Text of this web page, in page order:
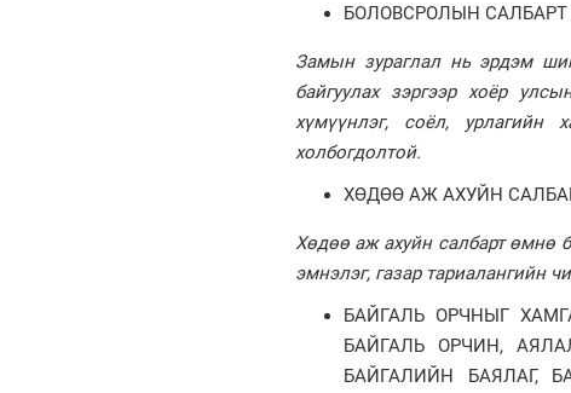
БОЛОВСРОЛЫН
Замын зураглал нь эрдэм
байгуулах зэргээр хоёр
хүмүүнлэг, соёл, урлагийн
холбогдолтой.
ХӨДӨӨ АЖ АХУЙН
Хөдөө аж ахуйн салбарт өмнө
эмнэлэг, газар тариалангийн
БАЙГАЛЬ ОРЧНЫГ
БАЙГАЛЬ ОРЧИН,
БАЙГАЛИЙН БАЯЛАГ,